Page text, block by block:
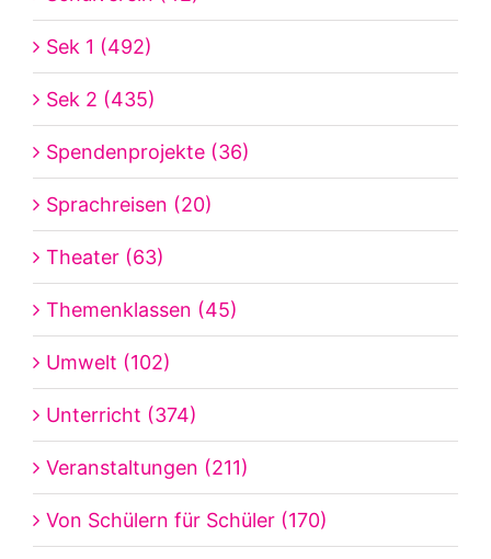
Sek 1 (492)
Sek 2 (435)
Spendenprojekte (36)
Sprachreisen (20)
Theater (63)
Themenklassen (45)
Umwelt (102)
Unterricht (374)
Veranstaltungen (211)
Von Schülern für Schüler (170)